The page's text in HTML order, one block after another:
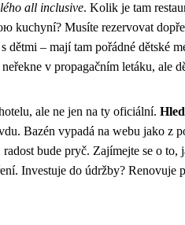
all inclusive. Kolik je tam
kuchyní? Musíte rezervovat
dětmi – mají tam pořádné dětské
v propagačním letáku, ale
ale ne jen na ty oficiální.
Bazén vypadá na webu jako z
bude pryč. Zajímejte se o to,
Investuje do údržby? Renovuje